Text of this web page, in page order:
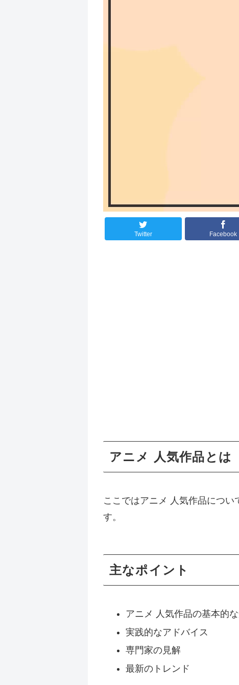
Twitter Facebook
アニメ 人気作品とは
ここではアニメ 人気作品につ
す。
主なポイント
アニメ 人気作品の基本的
実践的なアドバイス
専門家の見解
最新のトレンド